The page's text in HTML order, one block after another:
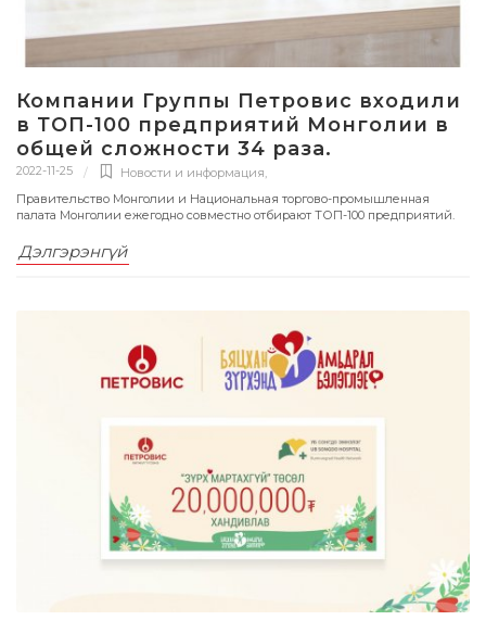
Компании Группы Петровис входили
в ТОП-100 предприятий Монголии в
общей сложности 34 раза.
2022-11-25 Новости и информация
Правительство Монголии и Национальная торгово-промышленная
палата Монголии ежегодно совместно отбирают ТОП-100 предприятий.
Дэлгэрэнгүй